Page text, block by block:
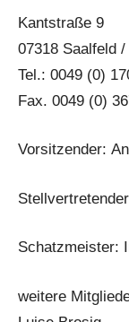
Kantstraße 9
07318 Saalfeld /
Tel.: 0049 (0)
Fax. 0049 (0)
Vorsitzender:
Schatzmeister:
weitere